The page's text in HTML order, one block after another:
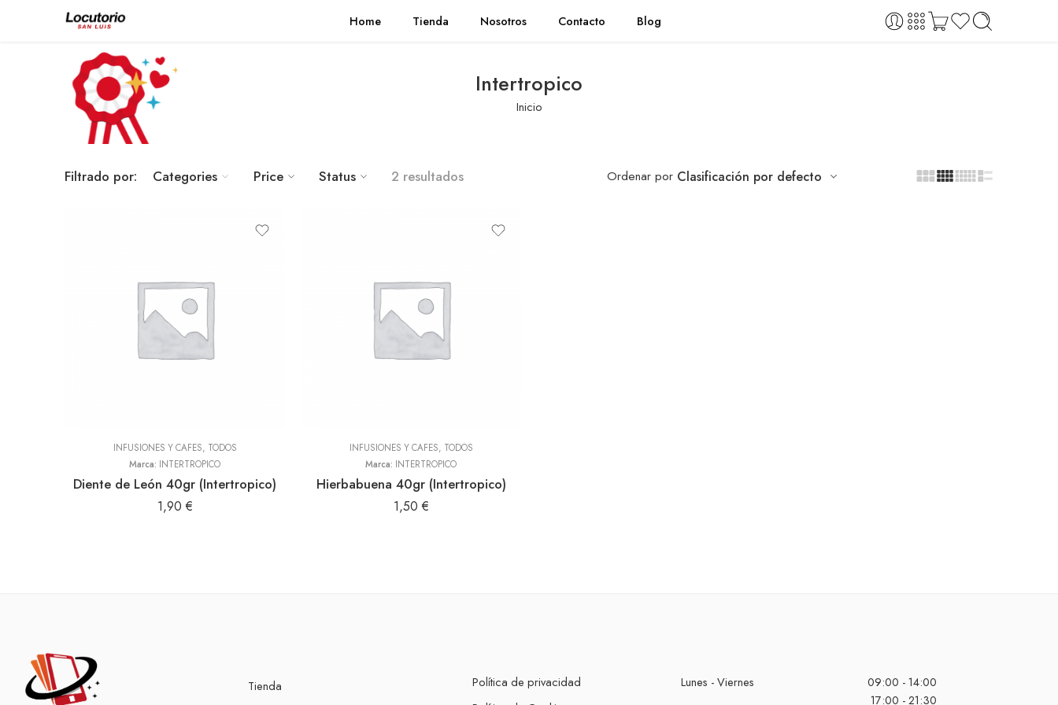
Home Tienda Nosotros Contacto Blog
Intertropico
Inicio
Filtrado por: Categories Price Status 2 resultados Ordenar por Clasificación por defecto
INFUSIONES Y CAFES, TODOS
Marca: INTERTROPICO
Diente de León 40gr (Intertropico)
1,90 €
INFUSIONES Y CAFES, TODOS
Marca: INTERTROPICO
Hierbabuena 40gr (Intertropico)
1,50 €
Tienda
Política de privacidad
Lunes - Viernes
09:00 - 14:00
17:00 - 21:30